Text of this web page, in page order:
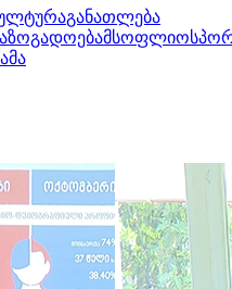
განათლება
მსოფლიო